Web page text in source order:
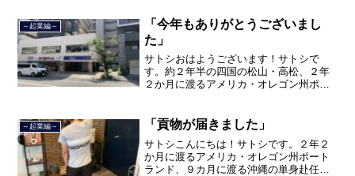
～起業編～
「今年もありがとうございまし
た」
サトシおはようございます！サトシで
す。約２年半の四国の松山・高松、２年
２か月に渡るアメリカ・オレゴン州ポー
間のサラリーマン人生に終止符を打っ
て、２０２１年３月９日より東...
～起業編～ 「貢物が届きました」
サトシこんにちは！サトシです。２年２
か月に渡るアメリカ・オレゴン州ポート
ランド、９カ月に渡る沖縄の単身赴任の